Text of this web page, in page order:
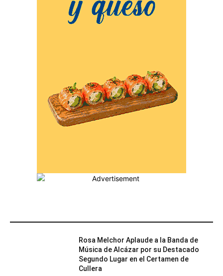
Rosa Melchor Aplaude a la Banda de
Música de Alcázar por su Destacado
Segundo Lugar en el Certamen de
Cullera